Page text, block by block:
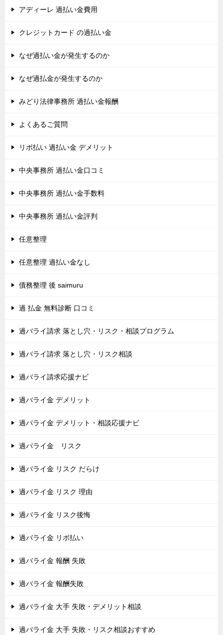
アディーレ 過払い金費用
クレジットカード の過払い金
なぜ過払い金が発生するのか
なぜ過払金が発生するのか
みどり法律事務所 過払い金報酬
よくあるご質問
リボ払い 過払い金 デメリット
中央事務所 過払い金口コミ
中央事務所 過払い金手数料
中央事務所 過払い金評判
任意整理
任意整理 過払い金なし
債務整理 後 saimuru
過 払金 無料診断 口コミ
過バライ請求 落とし穴・リスク・相談プログラム
過バライ請求 落とし穴・リスク相談
過バライ請求応援ナビ
過バライ金 デメリット
過バライ金 デメリット・相談応援ナビ
過バライ金 リスク
過バライ金 リスク だらけ
過バライ金 リスク 理由
過バライ金 リスク後悔
過バライ金 リボ払い
過バライ金 報酬 失敗
過バライ金 報酬失敗
過バライ金 大手 失敗・デメリット相談
過バライ金 大手 失敗・リスク相談おすすめ